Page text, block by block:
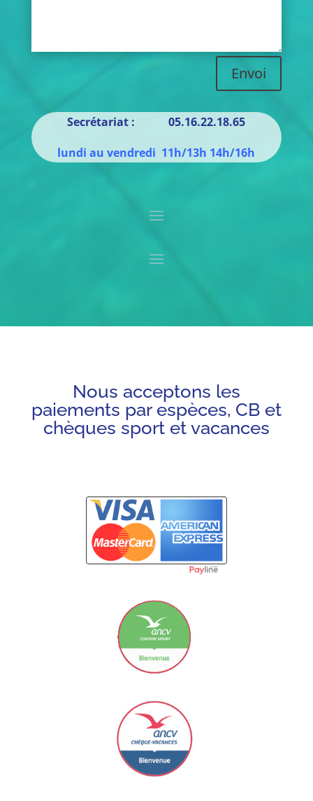
Envoi
Secrétariat : 05.16.22.18.65
lundi au vendredi 11h/13h 14h/16h
Nous acceptons les
paiements par espèces, CB et
chèques sport et vacances
Carte Bancaire
Le Coupon Sport ancv